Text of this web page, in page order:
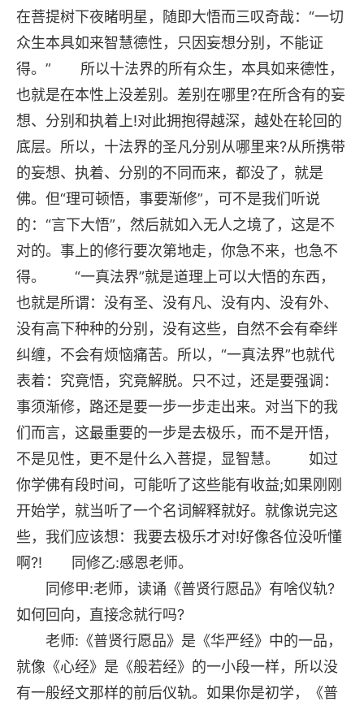
在菩提树下夜睹明星，随即大悟而三叹奇哉：“一切
众生本具如来智慧德性，只因妄想分别，不能证
得。” 所以十法界的所有众生，本具如来德性，
也就是在本性上没差别。差别在哪里?在所含有的妄
想、分别和执着上!对此拥抱得越深，越处在轮回的
底层。所以，十法界的圣凡分别从哪里来?从所携带
的妄想、执着、分别的不同而来，都没了，就是
佛。但“理可顿悟，事要渐修”，可不是我们听说
的：“言下大悟”，然后就如入无人之境了，这是不
对的。事上的修行要次第地走，你急不来，也急不
得。 “一真法界”就是道理上可以大悟的东西，
也就是所谓：没有圣、没有凡、没有内、没有外、
没有高下种种的分别，没有这些，自然不会有牵绊
纠缠，不会有烦恼痛苦。所以，“一真法界”也就代
表着：究竟悟，究竟解脱。只不过，还是要强调：
事须渐修，路还是要一步一步走出来。对当下的我
们而言，这最重要的一步是去极乐，而不是开悟，
不是见性，更不是什么入菩提，显智慧。 如过
你学佛有段时间，可能听了这些能有收益;如果刚刚
开始学，就当听了一个名词解释就好。就像说完这
些，我们应该想：我要去极乐才对!好像各位没听懂
啊?! 同修乙:感恩老师。
同修甲:老师，读诵《普贤行愿品》有啥仪轨?
如何回向，直接念就行吗?
老师:《普贤行愿品》是《华严经》中的一品，
就像《心经》是《般若经》的一小段一样，所以没
有一般经文那样的前后仪轨。如果你是初学，《普